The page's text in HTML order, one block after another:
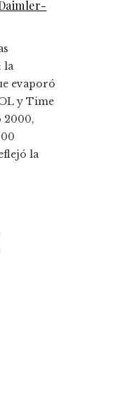
la
evaporó
y Time
2000,
la